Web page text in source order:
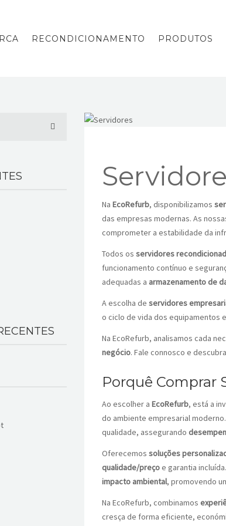
RECONDICIONAMENTO PRODUTOS
Na EcoRefurb, disponibilizamos
das empresas modernas. As
comprometer a estabilidade da
Todos os servidores
funcionamento contínuo e
adequadas a armazenamento de
A escolha de servidores
o ciclo de vida dos equipamentos
Na EcoRefurb, analisamos cada
negócio. Fale connosco e
Porquê Comprar
Ao escolher a EcoRefurb, está a
do ambiente empresarial
qualidade, assegurando
Oferecemos soluções
qualidade/preçoe garantia
impacto ambiental, promovendo
Na EcoRefurb, combinamos
cresça de forma eficiente,